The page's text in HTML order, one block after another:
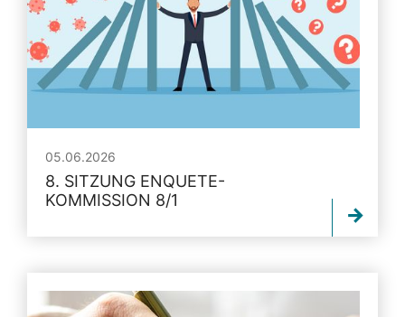
05.06.2026
8. SITZUNG ENQUETE-
KOMMISSION 8/1